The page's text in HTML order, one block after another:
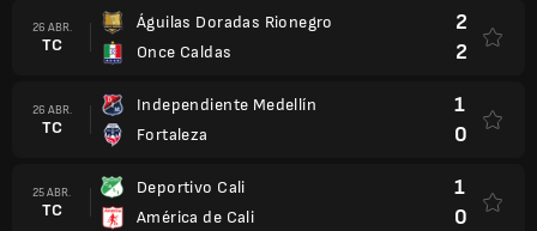
26 ABR.
TC
Águilas Doradas Rionegro
Once Caldas
2
2
26 ABR.
TC
Independiente Medellín
Fortaleza
1
0
25 ABR.
TC
Deportivo Cali
América de Cali
1
0